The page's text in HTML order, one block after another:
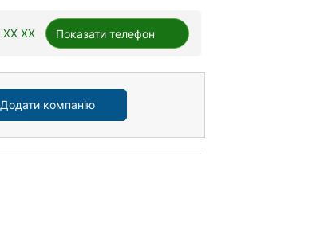
XX XX Показати телефон
Додати компанію